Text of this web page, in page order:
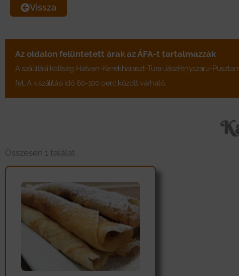
Vissza
Az oldalon felüntetett árak az ÁFA-t tartalmazzák
A szállítási költség Hatvan-Kerekharaszt-Tura-Jászfényszaru-
fel. A kiszálítási idő 60-100 perc között várható.
Összesen 1 találat